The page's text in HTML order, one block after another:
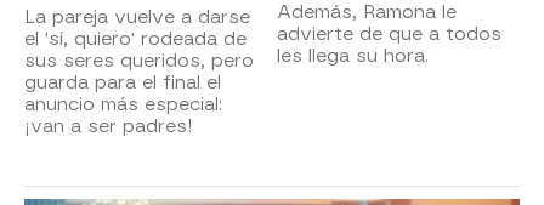
La pareja vuelve a darse
el 'sí, quiero' rodeada de
sus seres queridos, pero
guarda para el final el
anuncio más especial:
¡van a ser padres!
Además, Ramona le
advierte de que a todos
les llega su hora.